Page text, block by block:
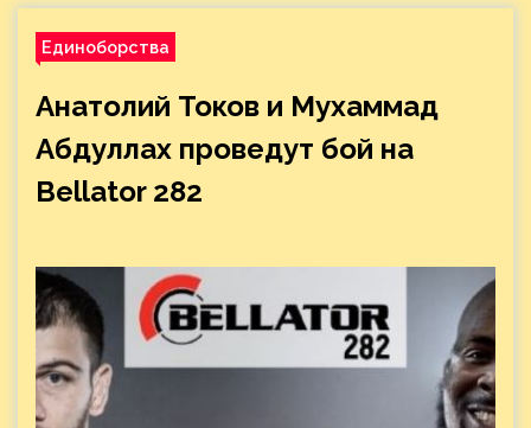
Единоборства
Анатолий Токов и Мухаммад
Абдуллах проведут бой на
Bellator 282